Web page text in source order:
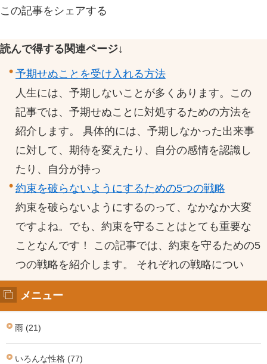
この記事をシェアする
読んで得する関連ページ↓
予期せぬことを受け入れる方法
人生には、予期しないことが多くあります。この
記事では、予期せぬことに対処するための方法を
紹介します。 具体的には、予期しなかった出来事
に対して、期待を変えたり、自分の感情を認識し
たり、自分が持っ
約束を破らないようにするための5つの戦略
約束を破らないようにするのって、なかなか大変
ですよね。でも、約束を守ることはとても重要な
ことなんです！ この記事では、約束を守るための5
つの戦略を紹介します。 それぞれの戦略につい
メニュー
雨 (21)
いろんな性格 (77)